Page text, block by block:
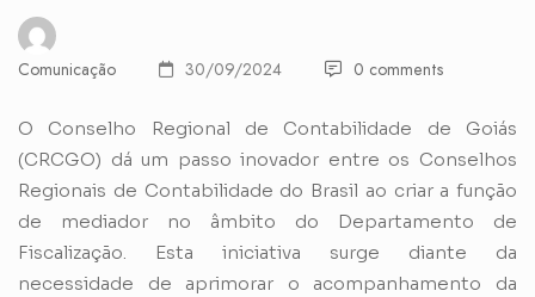
Comunicação 30/09/2024 0 comments
O Conselho Regional de Contabilidade de Goiás
(CRCGO) dá um passo inovador entre os Conselhos
Regionais de Contabilidade do Brasil ao criar a função
de mediador no âmbito do Departamento de
Fiscalização. Esta iniciativa surge diante da
necessidade de aprimorar o acompanhamento da